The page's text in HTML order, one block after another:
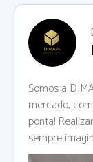
Somos a
mercado,
ponta!
sempre